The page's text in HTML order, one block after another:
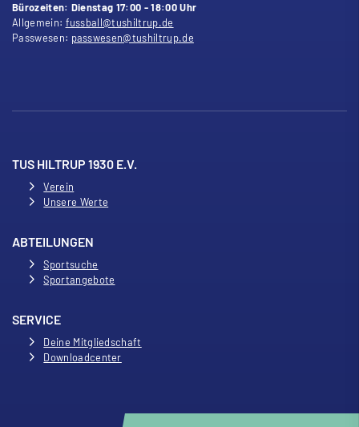
Bürozeiten: Dienstag 17:00 - 18:00 Uhr
Allgemein: fussball@tushiltrup.de
Passwesen: passwesen@tushiltrup.de
TUS HILTRUP 1930 E.V.
Verein
Unsere Werte
ABTEILUNGEN
Sportsuche
Sportangebote
SERVICE
Deine Mitgliedschaft
Downloadcenter